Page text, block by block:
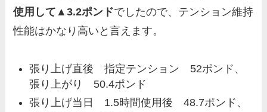
使用して▲3.2ポンドでしたので、テンション維持
性能はかなり高いと言えます。
張り上げ直後 指定テンション 52ポンド、
張り上がり 50.4ポンド
張り上げ当日 1.5時間使用後 48.7ポンド、